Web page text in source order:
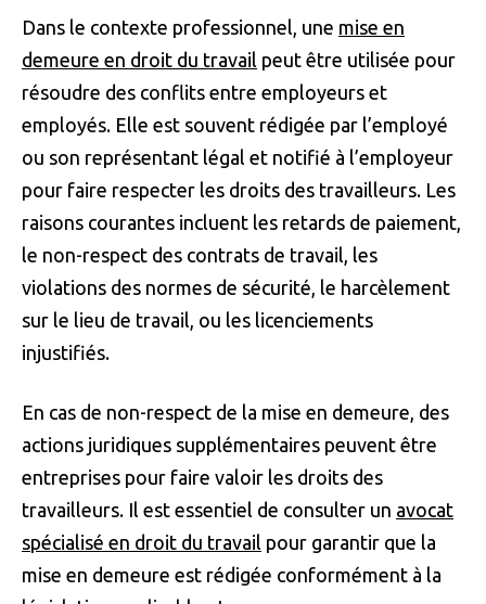
Dans le contexte professionnel, une mise en
demeure en droit du travail peut être utilisée pour
résoudre des conflits entre employeurs et
employés. Elle est souvent rédigée par l’employé
ou son représentant légal et notifié à l’employeur
pour faire respecter les droits des travailleurs. Les
raisons courantes incluent les retards de paiement,
le non-respect des contrats de travail, les
violations des normes de sécurité, le harcèlement
sur le lieu de travail, ou les licenciements
injustifiés.
En cas de non-respect de la mise en demeure, des
actions juridiques supplémentaires peuvent être
entreprises pour faire valoir les droits des
travailleurs. Il est essentiel de consulter un avocat
spécialisé en droit du travail pour garantir que la
mise en demeure est rédigée conformément à la